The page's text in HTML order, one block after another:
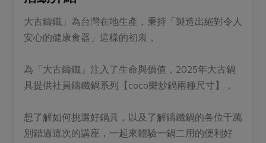
優惠專區
樂齡友善
高麗菜海鮮煎餅
下載專區
社務會議 地區活動
活動報下載
大古鑄鐵」為台灣在地生產，秉持「製造出絕對令人
安心的健康食器」這樣的初衷，
為「大古鑄鐵」注入了生命與價值，2025年大古鍋
具提供社員鑄鐵鍋系列【coco樂炒鍋兩種尺寸】，
想了解如何挑選好鍋具，以及了解鑄鐵鍋的各位千萬
別錯過這次的講座，一起來體驗一鍋二用的便利好